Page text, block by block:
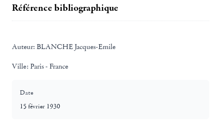
Référence bibliographique
Auteur: BLANCHE Jacques-Emile
Ville: Paris - France
Date
15 février 1930